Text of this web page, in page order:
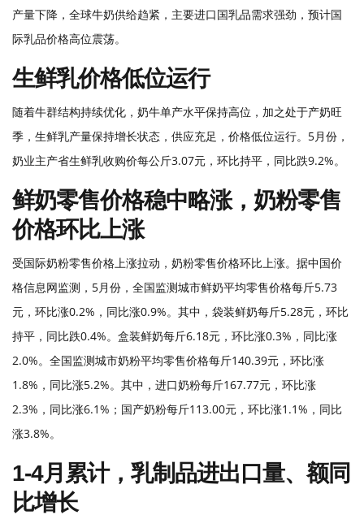
产量下降，全球牛奶供给趋紧，主要进口国乳品需求强劲，预计国
际乳品价格高位震荡。
生鲜乳价格低位运行
随着牛群结构持续优化，奶牛单产水平保持高位，加之处于产奶旺
季，生鲜乳产量保持增长状态，供应充足，价格低位运行。 5月份，
奶业主产省生鲜乳收购价每公斤3.07元，环比持平，同比跌9.2%。
鲜奶零售价格稳中略涨，奶粉零售
价格环比上涨
受国际奶粉零售价格上涨拉动，奶粉零售价格环比上涨。据中国价
格信息网监测， 5月份，全国监测城市鲜奶平均零售价格每斤5.73
元，环比涨0.2%，同比涨0.9%。其中，袋装鲜奶每斤5.28元，环比
持平，同比跌0.4%。盒装鲜奶每斤6.18元，环比涨0.3%，同比涨
2.0%。全国监测城市奶粉平均零售价格每斤140.39元，环比涨
1.8%，同比涨5.2%。其中，进口奶粉每斤167.77元，环比涨
2.3%，同比涨6.1%；国产奶粉每斤113.00元，环比涨1.1%，同比
涨3.8%。
1-4月累计，乳制品进出口量、额同
比增长